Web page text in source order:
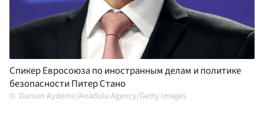
Спикер Евросоюза по иностранным делам и политике
безопасности Питер Стано
Dursun Aydemir/Anadolu Agency/Getty Images